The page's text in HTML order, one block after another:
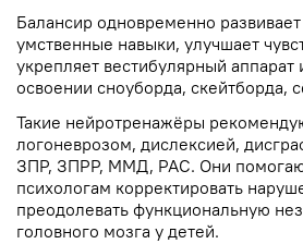
Балансир одновременно
умственные навыки, улучшает
укрепляет вестибулярный аппарат
освоении сноуборда, скейтборда,
Такие нейротренажёры
логоневрозом, дислексией,
ЗПР, ЗПРР, ММД, РАС. Они
психологам корректировать
преодолевать функциональную
головного мозга у детей.